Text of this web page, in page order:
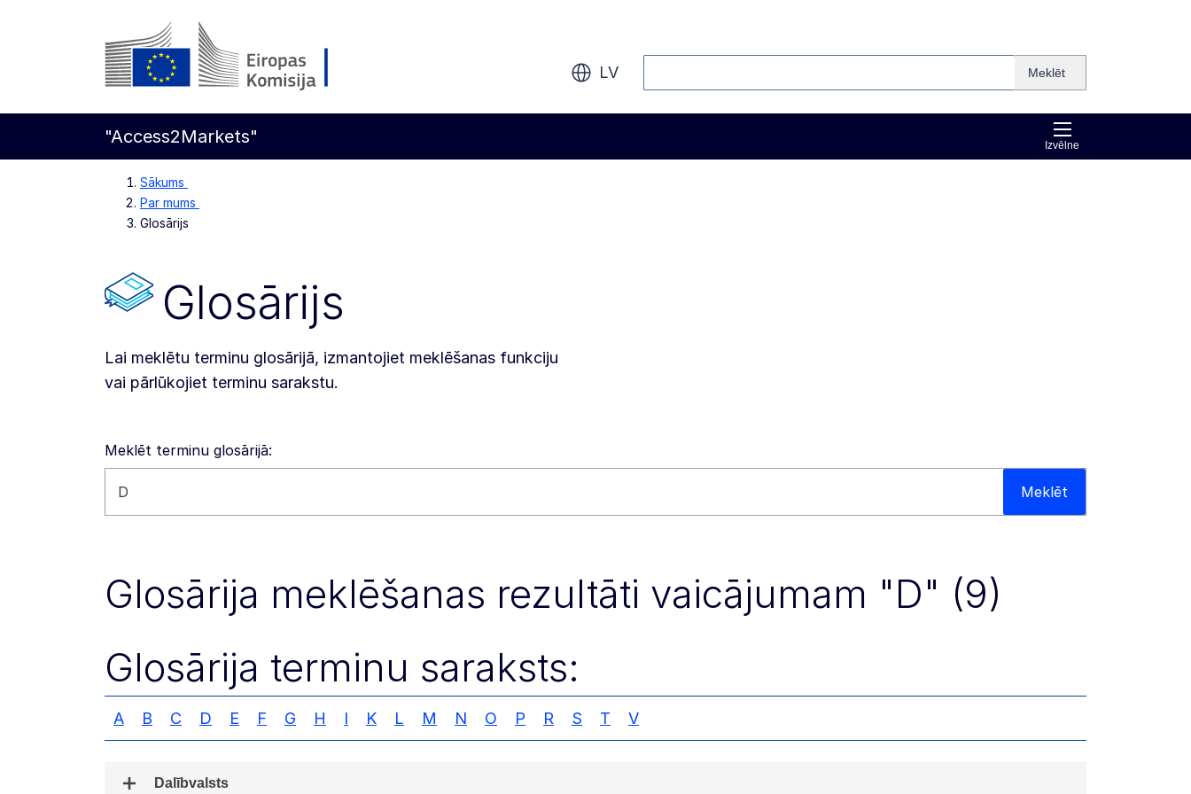
Pāriet uz galveno saturu
LV Meklēt
Izvēlne
"Access2Markets"
Sākums
Par mums
Glosārijs
Glosārijs
Lai meklētu terminu glosārijā, izmantojiet meklēšanas funkciju
vai pārlūkojiet terminu sarakstu.
Meklēt terminu glosārijā:
Meklēt šajā tīmekļa vietnē Meklēt
Glosārija meklēšanas rezultāti vaicājumam "D" (9)
Glosārija terminu saraksts:
A B C D E F G H I K L M N O P R S T V
Dalībvalsts